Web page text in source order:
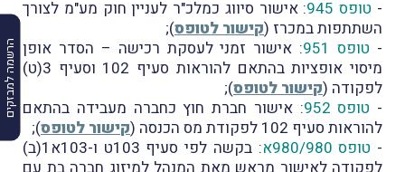
הרשמה למבזקים
- טופס 945
: אישור סיווג כמלכ"ר לעניין חוק מע"מ לצורך
השתתפות במכרז (קישור לטופס);
- טופס 951
: אישור זמני לעסקת רכישה – הסדר אופן
מיסוי אופציות בהתאם להוראות סעיף 102 וסעיף 3(ט)
לפקודה (קישור לטופס);
- טופס 952
: אישור חברת חוץ כחברה מעבידה בהתאם
להוראות סעיף 102 לפקודת מס הכנסה (
קישור לטופס);
- טופס 980/980א
: בקשה לפי סעיף 103ט ו-103א1(ב)